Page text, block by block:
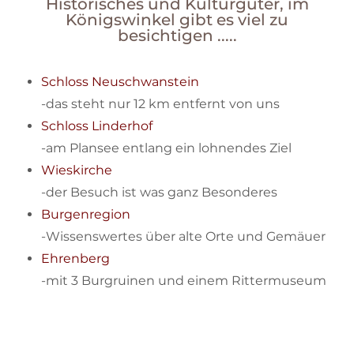
Historisches und Kulturgüter, im
Königswinkel gibt es viel zu
besichtigen .....
Schloss Neuschwanstein
-das steht nur 12 km entfernt von uns
Schloss Linderhof
-am Plansee entlang ein lohnendes Ziel
Wieskirche
-der Besuch ist was ganz Besonderes
Burgenregion
-Wissenswertes über alte Orte und Gemäuer
Ehrenberg
-mit 3 Burgruinen und einem Rittermuseum